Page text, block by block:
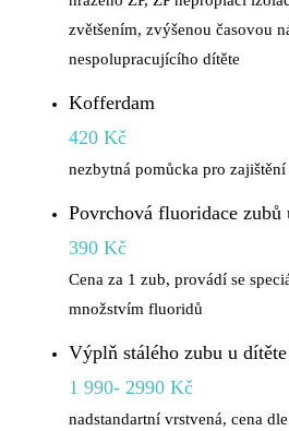
zvětšením, zvýšenou časovou
nespolupracujícího dítěte
Kofferdam
420 Kč
nezbytná pomůcka pro
Povrchová fluoridace zubů
390 Kč
Cena za 1 zub, provádí se
množstvím fluoridů
Výplň stálého zubu u
1 990- 2990 Kč
nadstandartní vrstvená, cena